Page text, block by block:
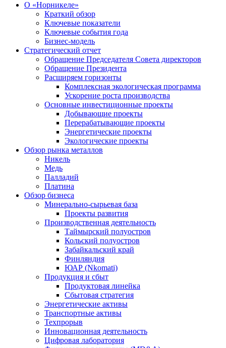
О «Норникеле»
Краткий обзор
Ключевые показатели
Ключевые события года
Бизнес-модель
Стратегический отчет
Обращение Председателя Совета директоров
Обращение Президента
Расширяем горизонты
Комплексная экологическая программа
Ускорение роста производства
Основные инвестиционные проекты
Добывающие проекты
Перерабатывающие проекты
Энергетические проекты
Экологические проекты
Обзор рынка металлов
Никель
Медь
Палладий
Платина
Обзор бизнеса
Минерально-сырьевая база
Проекты развития
Производственная деятельность
Таймырский полуостров
Кольский полуостров
Забайкальский край
Финляндия
ЮАР (Nkomati)
Продукция и сбыт
Продуктовая линейка
Сбытовая стратегия
Энергетические активы
Транспортные активы
Техпрорыв
Инновационная деятельность
Цифровая лаборатория